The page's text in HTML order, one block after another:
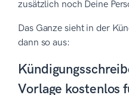
zusätzlich noch Deine
Das Ganze sieht in der
dann so aus:
Vorlage kostenlos